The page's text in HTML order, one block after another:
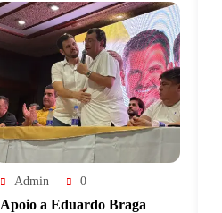
Admin 0
Apoio a Eduardo Braga